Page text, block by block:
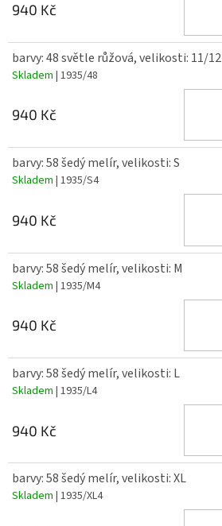
940 Kč
barvy: 48 světle růžová, velikosti: 11/12
Skladem | 1935/48
940 Kč
barvy: 58 šedý melír, velikosti: S
Skladem | 1935/S4
940 Kč
barvy: 58 šedý melír, velikosti: M
Skladem | 1935/M4
940 Kč
barvy: 58 šedý melír, velikosti: L
Skladem | 1935/L4
940 Kč
barvy: 58 šedý melír, velikosti: XL
Skladem | 1935/XL4